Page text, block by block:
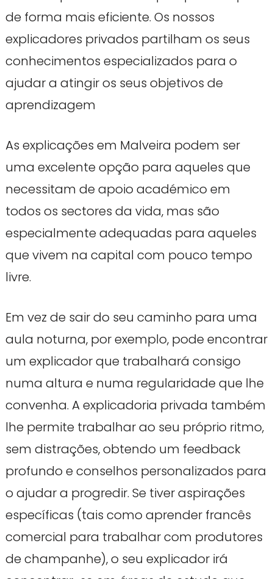
de forma mais eficiente. Os nossos
explicadores privados partilham os seus
conhecimentos especializados para o
ajudar a atingir os seus objetivos de
aprendizagem
As explicações em Malveira podem ser
uma excelente opção para aqueles que
necessitam de apoio académico em
todos os sectores da vida, mas são
especialmente adequadas para aqueles
que vivem na capital com pouco tempo
livre.
Em vez de sair do seu caminho para uma
aula noturna, por exemplo, pode encontrar
um explicador que trabalhará consigo
numa altura e numa regularidade que lhe
convenha. A explicadoria privada também
lhe permite trabalhar ao seu próprio ritmo,
sem distrações, obtendo um feedback
profundo e conselhos personalizados para
o ajudar a progredir. Se tiver aspirações
específicas (tais como aprender francês
comercial para trabalhar com produtores
de champanhe), o seu explicador irá